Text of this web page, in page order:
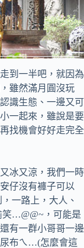
到一半吧，就因為
雖然滿月圓沒玩
識生態、一邊又可
一起來，雖說是要
找機會好好走完全
冰又涼，我們一時
仔沒有褲子可以
一路上，大人、
…@@~，可能是
有一群小哥哥一邊
布ㄟ…(怎麼會這